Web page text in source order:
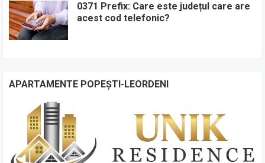
0371 Prefix: Care este județul care are
acest cod telefonic?
APARTAMENTE POPEȘTI-LEORDENI